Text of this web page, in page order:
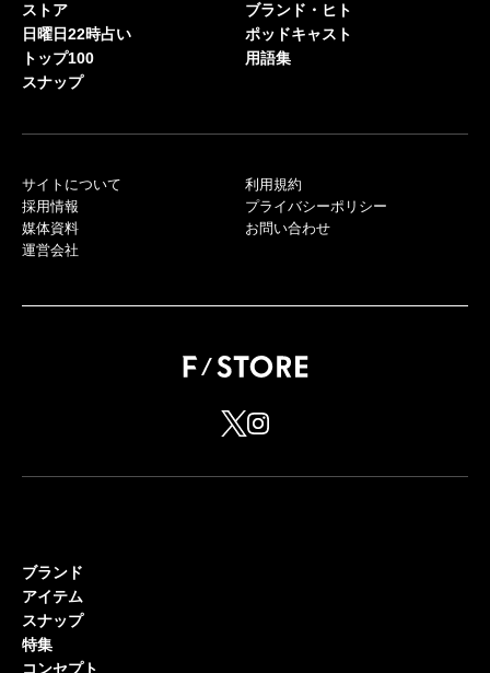
ストア
日曜日22時占い
トップ100
スナップ
ブランド・ヒト
ポッドキャスト
用語集
サイトについて
採用情報
媒体資料
運営会社
利用規約
プライバシーポリシー
お問い合わせ
ブランド
アイテム
スナップ
特集
コンセプト